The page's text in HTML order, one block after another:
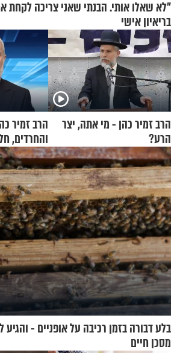
"לא שאלו אותי. הבנתי שאני צריכה לקחת
בריאיון אישי
הרב זמיר כהן - מי אתה, יצר
הרע?
הרב זמיר
והחרדים,
בלע דבורה בזמן רכיבה על אופניים -
מסכן חיים